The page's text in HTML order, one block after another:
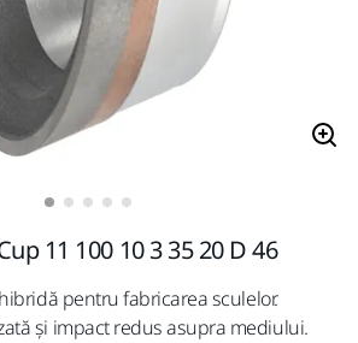
11 100 10 3 35 20 D 46
pentru fabricarea sculelor.
și impact redus asupra mediului.